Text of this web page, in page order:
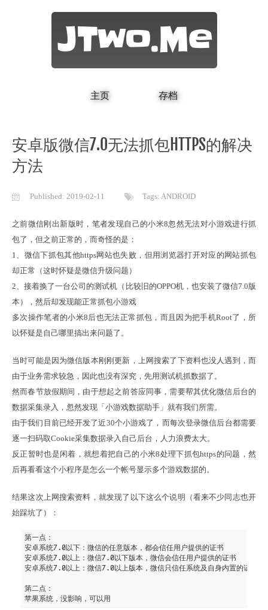
JTwo.Me
主页 存档
安卓版微信7.0无法抓包HTTPS的解决
方法
Published: 2019-02-11 Tags: ANDROID
之前微信刚出新版时，笔者发现自己的小米8忽然无法对小游戏进行抓
包了，但之前正常的，而奇怪的是：
1、微信下抓包其他https网站也失败，但用浏览器打开对应的网站抓包
却正常（这时怀疑是微信升级问题）
2、接着换了一台公司的测试机（比较旧的OPPO机，也安装了微信7.0版
本），然后却发现能正常抓包小游戏
多次操作笔者的小米8后也无法正常抓包，而且因为把手机Root了，所
以怀疑是自己哪里搞出来问题了。
当时可能是因为微信版本刚刚更新，上网搜索了下资料也没人遇到，而
由于业务需求较急，因此也没有深究，先用测试机抓数据了。
然而春节放假期间，由于想起之前答应同事，需要帮其优化微信后台的
数据采集录入，忽然发现「小游戏数据助手」就有我们所需。
由于我们目前已经开发了近30个小游戏了，而每次登录微信后台都需要
逐一扫码取Cookie采集数据录入自己后台，人力浪费太大。
反正暂时也是闲着，就想着把自己的小米8处理下抓包https的问题，然
后再看看这个小程序是怎么一个帐号显示多个游戏数据的。
结果这次上网搜索资料，就发现了以下这么个说明（看来不少同志也开
始踩坑了）：
第一点：
安卓系统7 .0以下：微信的任意版本，都会信任用户提供的证书
安卓系统7 .0以上：微信7 .0以下版本，微信会信任用户提供的证书
安卓系统7 .0以上：微信7 .0以上版本，微信只信任系统及自身内置的证书
第二点：